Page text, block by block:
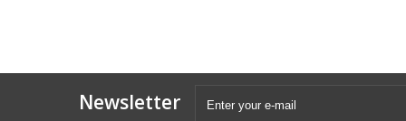
Newsletter